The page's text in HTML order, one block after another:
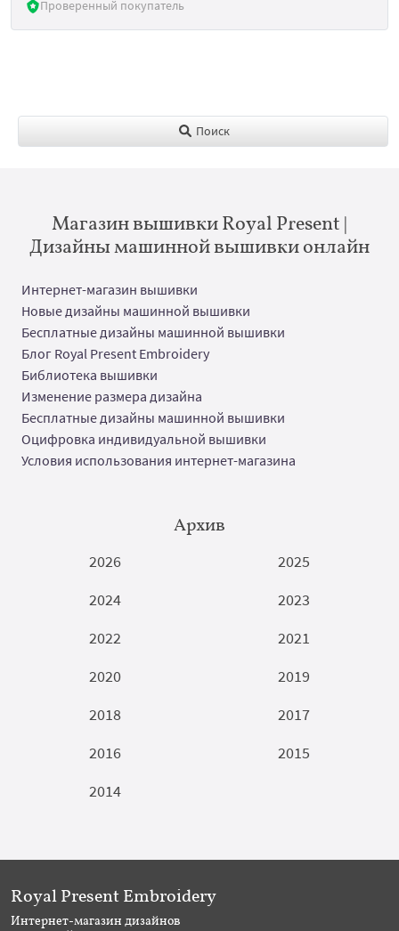
Проверенный покупатель
Поиск
Магазин вышивки Royal Present |
Дизайны машинной вышивки онлайн
Интернет-магазин вышивки
Новые дизайны машинной вышивки
Бесплатные дизайны машинной вышивки
Блог Royal Present Embroidery
Библиотека вышивки
Изменение размера дизайна
Бесплатные дизайны машинной вышивки
Оцифровка индивидуальной вышивки
Условия использования интернет-магазина
Архив
2026
2025
2024
2023
2022
2021
2020
2019
2018
2017
2016
2015
2014
Royal Present Embroidery
Интернет-магазин дизайнов